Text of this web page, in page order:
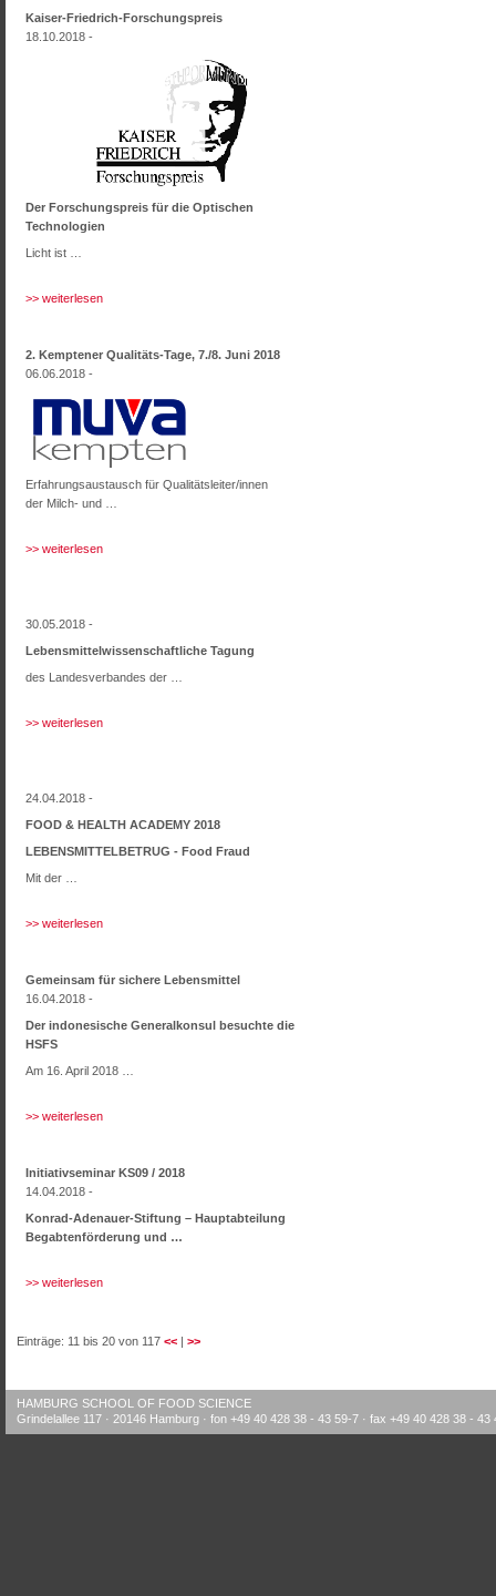
Kaiser-Friedrich-Forschungspreis
18.10.2018 -
Der Forschungspreis für die Optischen
Technologien
Licht ist …
>> weiterlesen
2. Kemptener Qualitäts-Tage, 7./8. Juni 2018
06.06.2018 -
Erfahrungsaustausch für Qualitätsleiter/innen
der Milch- und …
>> weiterlesen
30.05.2018 -
Lebensmittelwissenschaftliche Tagung
des Landesverbandes der …
>> weiterlesen
24.04.2018 -
FOOD & HEALTH ACADEMY 2018
LEBENSMITTELBETRUG - Food Fraud
Mit der …
>> weiterlesen
Gemeinsam für sichere Lebensmittel
16.04.2018 -
Der indonesische Generalkonsul besuchte die
HSFS
Am 16. April 2018 …
>> weiterlesen
Initiativseminar KS09 / 2018
14.04.2018 -
Konrad-Adenauer-Stiftung – Hauptabteilung
Begabtenförderung und …
>> weiterlesen
Einträge: 11 bis 20 von 117 << | >>
HAMBURG SCHOOL OF FOOD SCIENCE
Grindelallee 117 · 20146 Hamburg · fon +49 40 428 38 - 43 59-7 · fax +49 40 428 38 - 43